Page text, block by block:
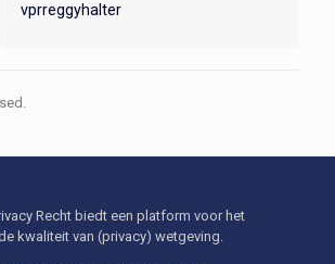
vprreggyhalter
Recht biedt een platform voor het
kwaliteit van (privacy) wetgeving.